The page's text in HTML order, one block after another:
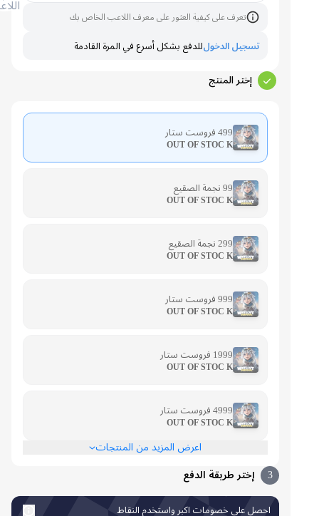
اللاعب
تعرف على كيفية العثور على معرف اللاعب الخاص بك
تسجيل الدخول للدفع بشكل أسرع في المرة القادمة
إختر المنتج
499 فروست ستار
OUT OF STOC K
99 نجمة الصقيع
OUT OF STOC K
299 نجمة الصقيع
OUT OF STOC K
999 فروست ستار
OUT OF STOC K
1999 فروست ستار
OUT OF STOC K
4999 فروست ستار
OUT OF STOC K
اعرض المزيد من المنتجات
إختر طريقة الدفع
احصل على خصومات اكبر واستخدم النقاط